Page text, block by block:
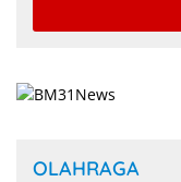
OLAHRAGA